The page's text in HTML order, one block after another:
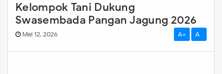
Kelompok Tani Dukung
Swasembada Pangan Jagung 2026
Mei 12, 2026 A+ A-